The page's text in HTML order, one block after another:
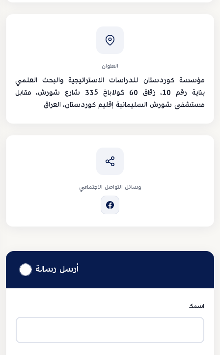
العنوان
مؤسسة كوردستان للدراسات الاستراتيجية والبحث العلمي
بناية رقم 10، زقاق 60 گولاباخ 335 شارع شورش، مقابل
مستشفى شورش السليمانية إقليم كوردستان، العراق
وسائل التواصل الاجتماعي
أرسل رسالة
اسمك